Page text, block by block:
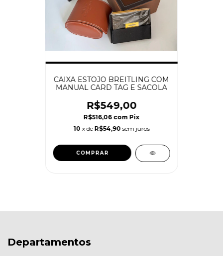
CAIXA ESTOJO BREITLING COM
MANUAL CARD TAG E SACOLA
R$549,00
R$516,06 com Pix
10 x de R$54,90 sem juros
Departamentos